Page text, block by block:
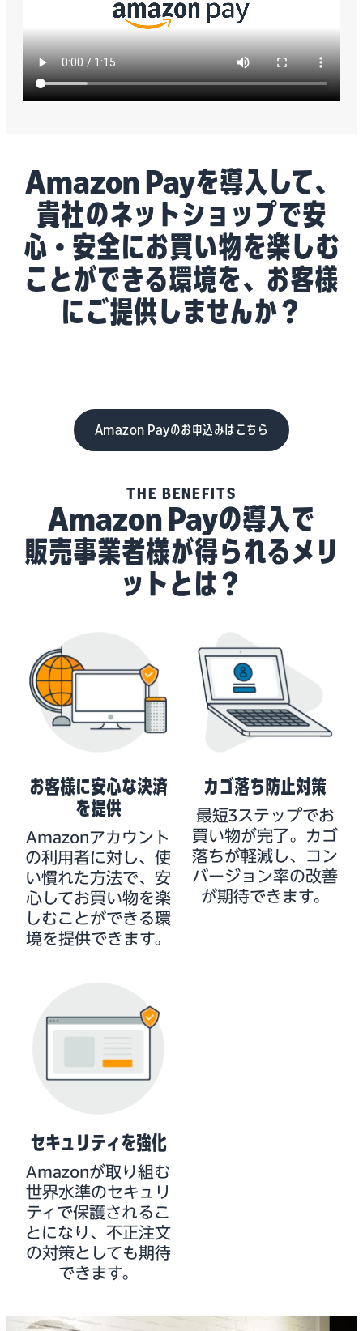
Amazon Payを導入して、
貴社のネットショップで安
心・安全にお買い物を楽しむ
ことができる環境を、お客様
にご提供しませんか？
Amazon Payのお申込みはこちら
THE BENEFITS
Amazon Payの導入で
販売事業者様が得られるメリ
ットとは？
お客様に安心な決済
を提供
Amazonアカウント
の利用者に対し、使
い慣れた方法で、安
心してお買い物を楽
しむことができる環
境を提供できます。
カゴ落ち防止対策
最短3ステップでお
買い物が完了。カゴ
落ちが軽減し、コン
バージョン率の改善
が期待できます。
セキュリティを強化
Amazonが取り組む
世界水準のセキュリ
ティで保護されるこ
とになり、不正注文
の対策としても期待
できます。